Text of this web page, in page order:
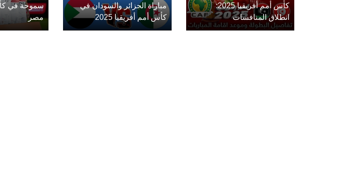
كأس أمم أفريقيا 2025:
انطلاق المنافسات
مباراة الجزائر والسودان في
كأس أمم أفريقيا 2025
سموحة في
مصر